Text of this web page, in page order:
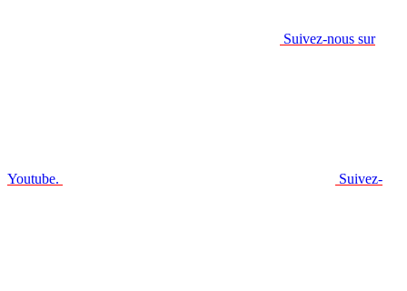
Suivez-nous sur
Youtube. Suivez-